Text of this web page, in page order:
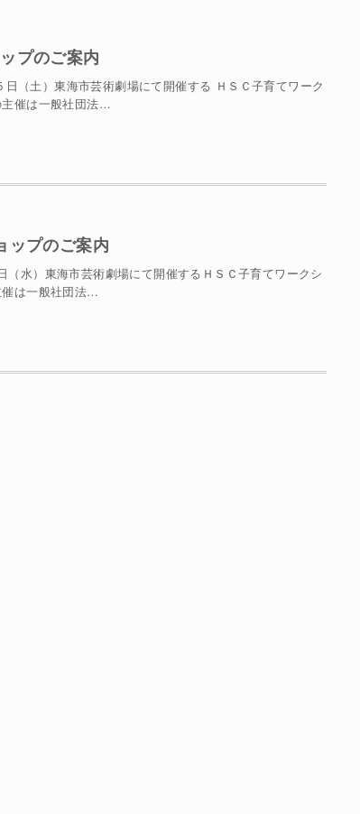
プのご案内
（土）東海市芸術劇場にて開催する ＨＳＣ子育てワーク
催は一般社団法…
ップのご案内
水）東海市芸術劇場にて開催するＨＳＣ子育てワークシ
催は一般社団法…